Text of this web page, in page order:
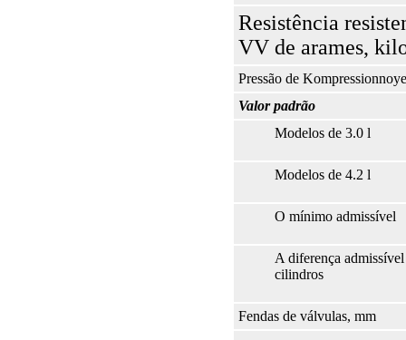
Resistência
VV de arames,
Pressão de
Valor padrão
Modelos de 3.0 l
Modelos de 4.2 l
O mínimo admissível
A diferença
cilindros
Fendas de válvulas, mm